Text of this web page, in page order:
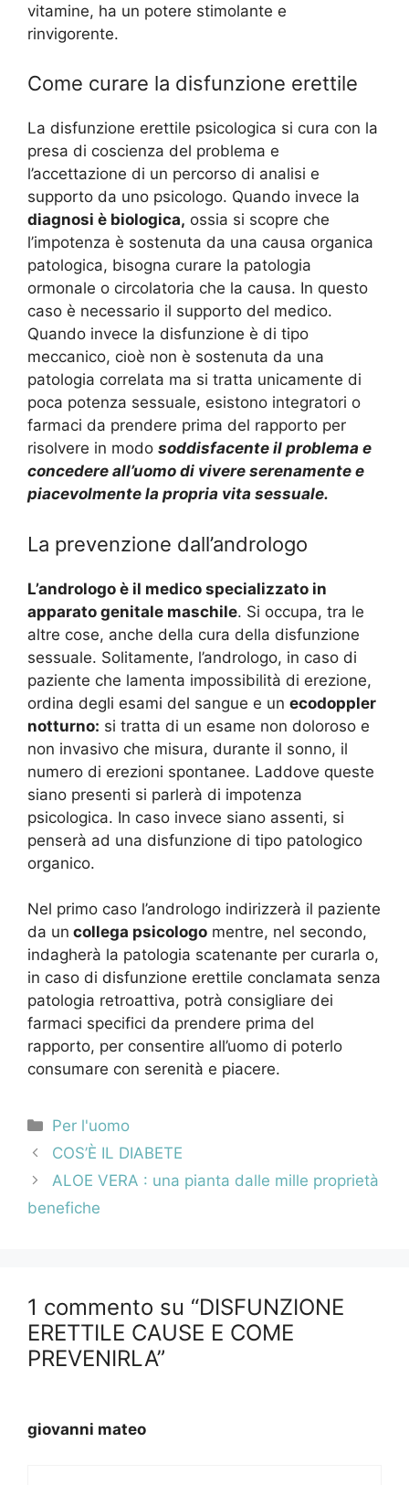
vitamine, ha un potere stimolante e
rinvigorente.
Come curare la disfunzione erettile
La disfunzione erettile psicologica si cura con la
presa di coscienza del problema e
l’accettazione di un percorso di analisi e
supporto da uno psicologo. Quando invece la
diagnosi è biologica, ossia si scopre che
l’impotenza è sostenuta da una causa organica
patologica, bisogna curare la patologia
ormonale o circolatoria che la causa. In questo
caso è necessario il supporto del medico.
Quando invece la disfunzione è di tipo
meccanico, cioè non è sostenuta da una
patologia correlata ma si tratta unicamente di
poca potenza sessuale, esistono integratori o
farmaci da prendere prima del rapporto per
risolvere in modo soddisfacente il problema e
concedere all’uomo di vivere serenamente e
piacevolmente la propria vita sessuale.
La prevenzione dall’andrologo
L’andrologo è il medico specializzato in
apparato genitale maschile. Si occupa, tra le
altre cose, anche della cura della disfunzione
sessuale. Solitamente, l’andrologo, in caso di
paziente che lamenta impossibilità di erezione,
ordina degli esami del sangue e un ecodoppler
notturno: si tratta di un esame non doloroso e
non invasivo che misura, durante il sonno, il
numero di erezioni spontanee. Laddove queste
siano presenti si parlerà di impotenza
psicologica. In caso invece siano assenti, si
penserà ad una disfunzione di tipo patologico
organico.
Nel primo caso l’andrologo indirizzerà il paziente
da un collega psicologo mentre, nel secondo,
indagherà la patologia scatenante per curarla o,
in caso di disfunzione erettile conclamata senza
patologia retroattiva, potrà consigliare dei
farmaci specifici da prendere prima del
rapporto, per consentire all’uomo di poterlo
consumare con serenità e piacere.
Categorie
Per l'uomo
Navigazione
articolo
COS’È IL DIABETE
ALOE VERA : una pianta dalle mille proprietà
benefiche
1 commento su “DISFUNZIONE
ERETTILE CAUSE E COME
PREVENIRLA”
giovanni mateo